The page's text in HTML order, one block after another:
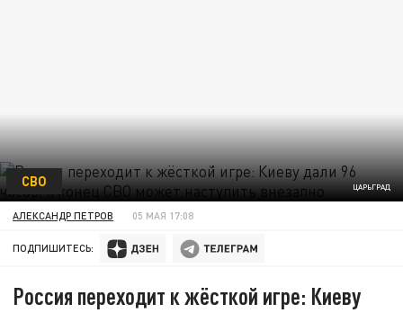
ЦАРЬГРАД
СВО
АЛЕКСАНДР ПЕТРОВ 05 МАЯ 17:08
ПОДПИШИТЕСЬ:
Россия переходит к жёсткой игре: Киеву